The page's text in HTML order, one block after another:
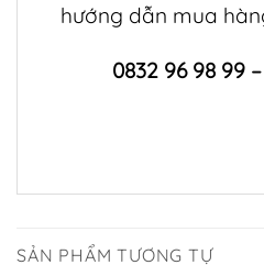
hướng dẫn mua
0832 96 98 99
SẢN PHẨM TƯƠNG TỰ